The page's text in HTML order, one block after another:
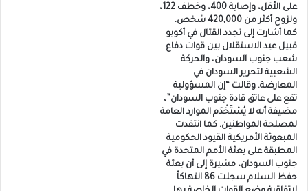
على الأقل، وإصابة 400، وخطف 122،
ونزوح أكثر من 420,000 شخص.
كما أشارت إلى تجدد القتال في أكوبو
قبيل عيد الاستقلال بين قوات دفاع
شعب جنوب السودان، والحركة
الشعبية لتحرير السودان في
المعارضة. وقالت “إن المسؤولية
تقع على عاتق قادة جنوب السودان”،
مضيفة أنه لا يُسْتَخْدَم الموارد العامة
لمصلحة المواطنين. كما انتقدت
المبعوثة الأمريكية القيود الحكومية
المطبقة على بعثة الأمم المتحدة في
جنوب السودان، مشيرة إلى أن بعثة
حفظ السلام سجلت 86 انتهاكاً